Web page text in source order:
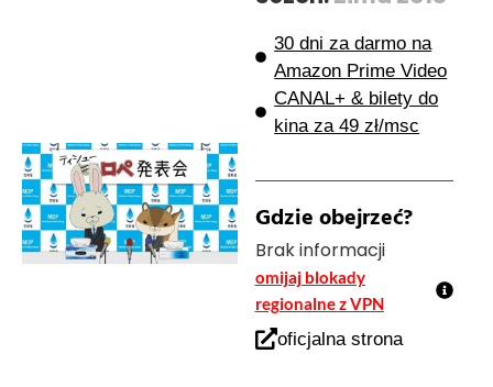
30 dni za darmo na
Amazon Prime Video
CANAL+ & bilety do
kina za 49 zł/msc
Gdzie obejrzeć?
Brak informacji
omijaj blokady
regionalne z VPN
oficjalna strona